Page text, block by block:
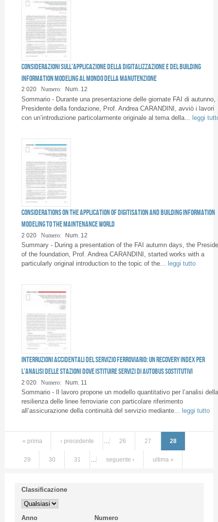
Considerazioni sull’applicazione della digitalizzazione e del Building
Information Modeling al mondo della manutenzione
2 020 Numero: Num. 12
Sommario - Durante una presentazione delle giornate FAI di autunno,
Presidente della fondazione, Prof. Andrea CARANDINI, avviò i lavori
con un’introduzione particolarmente originale al tema della... leggi
Considerations on the application of digitisation and Building Information
Modeling to the maintenance world
2 020 Numero: Num. 12
Summary - During a presentation of the FAI autumn days, the
of the foundation, Prof. Andrea CARANDINI, started works with a
particularly original introduction to the topic of the... leggi tutto
Interruzioni accidentali del servizio ferroviario: un Recovery Index per
l’analisi delle stazioni dove istituire servizi di autobus sostitutivi
2 020 Numero: Num. 11
Sommario - Il lavoro propone un modello quantitativo per l’analisi della
resilienza delle linee ferroviarie con particolare riferimento
all’assicurazione della continuità del servizio mediante...
leggi tutto
« prima ‹ precedente 26 27 28
29 30 31 seguente › ultima »
Classificazione
Anno Numero